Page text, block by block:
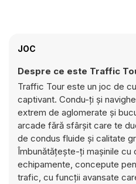
JOC
Despre ce este Traffic
Traffic Tour este un joc de
captivant. Condu-ți și
extrem de aglomerate și
arcade fără sfârșit care te
de condus fluide și calitate
Îmbunătățește-ți mașinile cu
echipamente, concepute
trafic, cu funcții avansate